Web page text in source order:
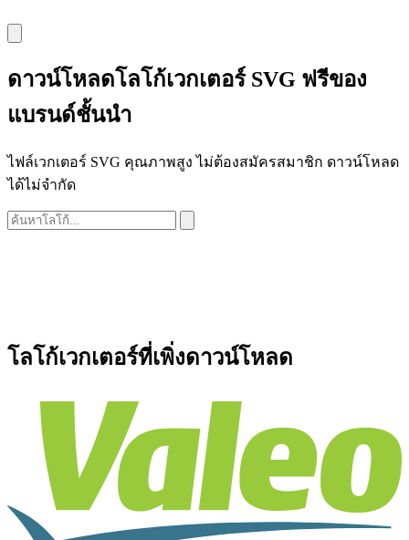
ดาวน์โหลดโลโก้เวกเตอร์ SVG ฟรีของ
แบรนด์ชั้นนำ
ไฟล์เวกเตอร์ SVG คุณภาพสูง ไม่ต้องสมัครสมาชิก ดาวน์โหลด
ได้ไม่จำกัด
โลโก้เวกเตอร์ที่เพิ่งดาวน์โหลด